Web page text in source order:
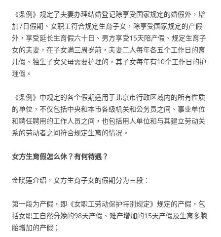
《条例》规定了夫妻办理结婚登记除享受国家规定的婚假外，增
加7日假期、女职工符合规定生育子女，除享受国家规定的产假
外，享受延长生育假六十日、男方享受15天陪产假、规定生育子
女的夫妻，在子女满三周岁前，夫妻二人每年各五个工作日的育
儿假、独生子女父母需要护理的，其子女每年有10个工作日的护
理假。
《条例》中规定的各个假期适用于北京市行政区域内的所有性质
的单位，不仅包括中央和本市各级机关和公务员之间、事业单位
和聘任聘用的工作人员之间，也包括用人单位和与其建立劳动关
系的劳动者之间符合规定生育的情况。
女方生育假怎么休？有何待遇？
金晓莲介绍，女方生育子女的假期分为三段：
第一段为产假，即《女职工劳动保护特别规定》规定的产假，包
括女职工自然分娩的98天产假、难产增加的15天产假及生育多胞
胎增加的产假；